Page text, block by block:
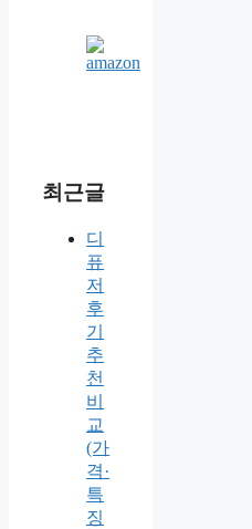
최근글
디
퓨
저
후
기
추
천
비
교
(가
격·
특
징